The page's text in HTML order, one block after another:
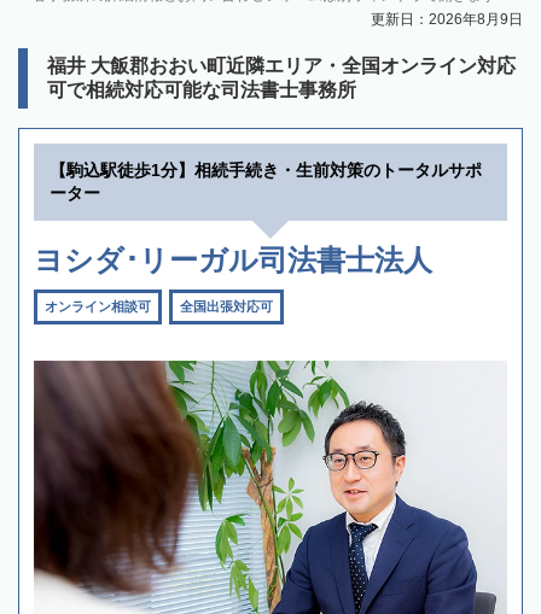
更新日：2026年8月9日
福井 大飯郡おおい町近隣エリア・全国オンライン対応
可で相続対応可能な司法書士事務所
【駒込駅徒歩1分】相続手続き・生前対策のトータルサポ
ーター
ヨシダ･リーガル司法書士法人
オンライン相談可 全国出張対応可